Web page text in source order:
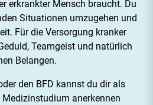
erkrankter Mensch braucht. Du
Situationen umzugehen und
Für die Versorgung kranker
Teamgeist und natürlich
Belangen.
den BFD kannst du dir als
anerkennen